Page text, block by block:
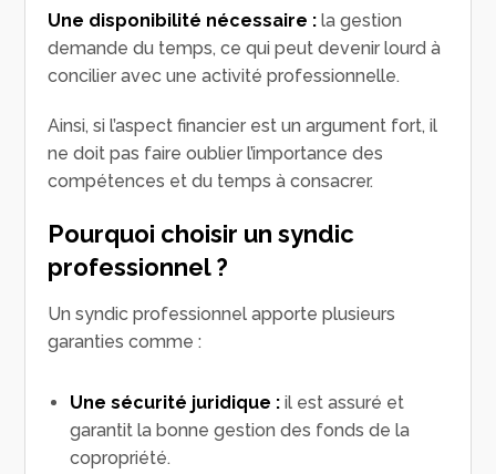
Une disponibilité nécessaire : la gestion
demande du temps, ce qui peut devenir lourd à
concilier avec une activité professionnelle.
Ainsi, si l’aspect financier est un argument fort, il
ne doit pas faire oublier l’importance des
compétences et du temps à consacrer.
Pourquoi choisir un syndic
professionnel ?
Un syndic professionnel apporte plusieurs
garanties comme :
Une sécurité juridique : il est assuré et
garantit la bonne gestion des fonds de la
copropriété.